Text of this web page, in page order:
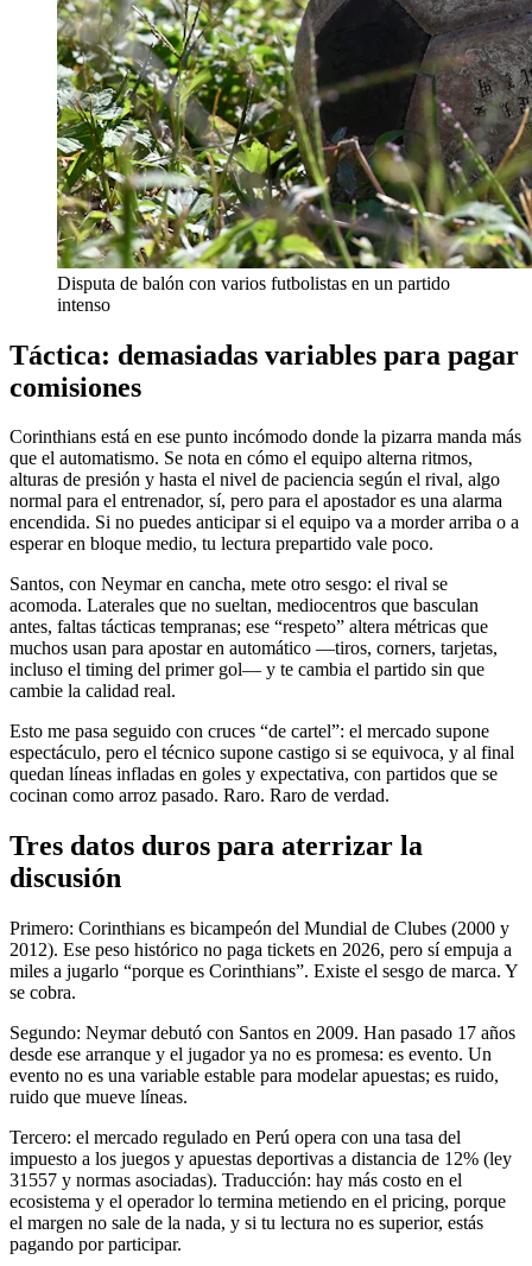
Disputa de balón con varios futbolistas en un partido
intenso
Táctica: demasiadas variables para pagar
comisiones
Corinthians está en ese punto incómodo donde la pizarra manda más
que el automatismo. Se nota en cómo el equipo alterna ritmos,
alturas de presión y hasta el nivel de paciencia según el rival, algo
normal para el entrenador, sí, pero para el apostador es una alarma
encendida. Si no puedes anticipar si el equipo va a morder arriba o a
esperar en bloque medio, tu lectura prepartido vale poco.
Santos, con Neymar en cancha, mete otro sesgo: el rival se
acomoda. Laterales que no sueltan, mediocentros que basculan
antes, faltas tácticas tempranas; ese “respeto” altera métricas que
muchos usan para apostar en automático —tiros, corners, tarjetas,
incluso el timing del primer gol— y te cambia el partido sin que
cambie la calidad real.
Esto me pasa seguido con cruces “de cartel”: el mercado supone
espectáculo, pero el técnico supone castigo si se equivoca, y al final
quedan líneas infladas en goles y expectativa, con partidos que se
cocinan como arroz pasado. Raro. Raro de verdad.
Tres datos duros para aterrizar la
discusión
Primero: Corinthians es bicampeón del Mundial de Clubes (2000 y
2012). Ese peso histórico no paga tickets en 2026, pero sí empuja a
miles a jugarlo “porque es Corinthians”. Existe el sesgo de marca. Y
se cobra.
Segundo: Neymar debutó con Santos en 2009. Han pasado 17 años
desde ese arranque y el jugador ya no es promesa: es evento. Un
evento no es una variable estable para modelar apuestas; es ruido,
ruido que mueve líneas.
Tercero: el mercado regulado en Perú opera con una tasa del
impuesto a los juegos y apuestas deportivas a distancia de 12% (ley
31557 y normas asociadas). Traducción: hay más costo en el
ecosistema y el operador lo termina metiendo en el pricing, porque
el margen no sale de la nada, y si tu lectura no es superior, estás
pagando por participar.